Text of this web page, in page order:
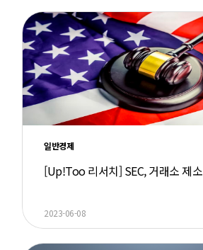
일반경제
[Up!Too 리서치] SEC, 거래소 제소
2023-06-08